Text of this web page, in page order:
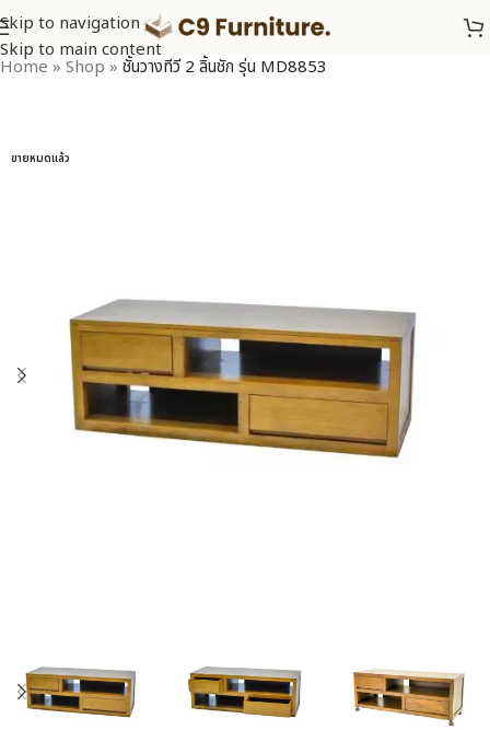
Skip to navigation
Skip to main content
Home » Shop » ชั้นวางทีวี 2 ลิ้นชัก รุ่น MD8853
ขายหมดแล้ว